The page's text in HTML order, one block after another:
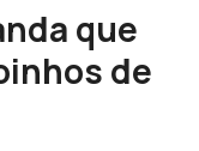
que
de